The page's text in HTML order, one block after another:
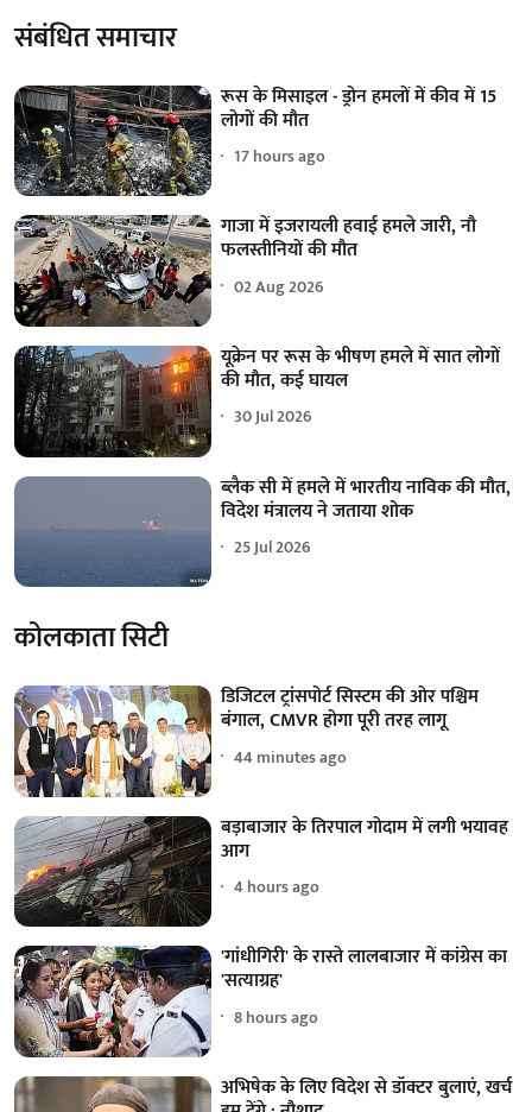
संबंधित समाचार
रूस के मिसाइल - ड्रोन हमलों में कीव में 15
लोगों की मौत
17 hours ago
गाजा में इजरायली हवाई हमले जारी, नौ
फलस्तीनियों की मौत
02 Aug 2026
यूक्रेन पर रूस के भीषण हमले में सात लोगों
की मौत, कई घायल
30 Jul 2026
ब्लैक सी में हमले में भारतीय नाविक की मौत,
विदेश मंत्रालय ने जताया शोक
25 Jul 2026
कोलकाता सिटी
डिजिटल ट्रांसपोर्ट सिस्टम की ओर पश्चिम
बंगाल, CMVR होगा पूरी तरह लागू
44 minutes ago
बड़ाबाजार के तिरपाल गोदाम में लगी भयावह
आग
4 hours ago
'गांधीगिरी' के रास्ते लालबाजार में कांग्रेस का
'सत्याग्रह'
8 hours ago
अभिषेक के लिए विदेश से डॉक्टर बुलाएं, खर्च